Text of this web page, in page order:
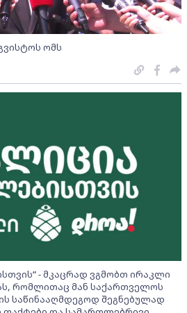
ომს
- მკაცრად ვგმობთ ირაკლი
რომლითაც მან საქართველოს
საწინააღმდეგოდ შეგნებულად